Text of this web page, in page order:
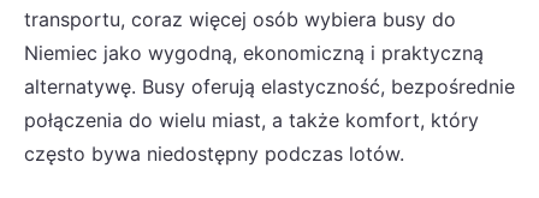
transportu, coraz więcej osób wybiera busy do
Niemiec jako wygodną, ekonomiczną i praktyczną
alternatywę. Busy oferują elastyczność, bezpośrednie
połączenia do wielu miast, a także komfort, który
często bywa niedostępny podczas lotów.